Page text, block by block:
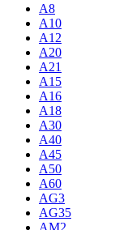
A8
A10
A12
A20
A21
A15
A16
A18
A30
A40
A45
A50
A60
AG3
AG35
AM2